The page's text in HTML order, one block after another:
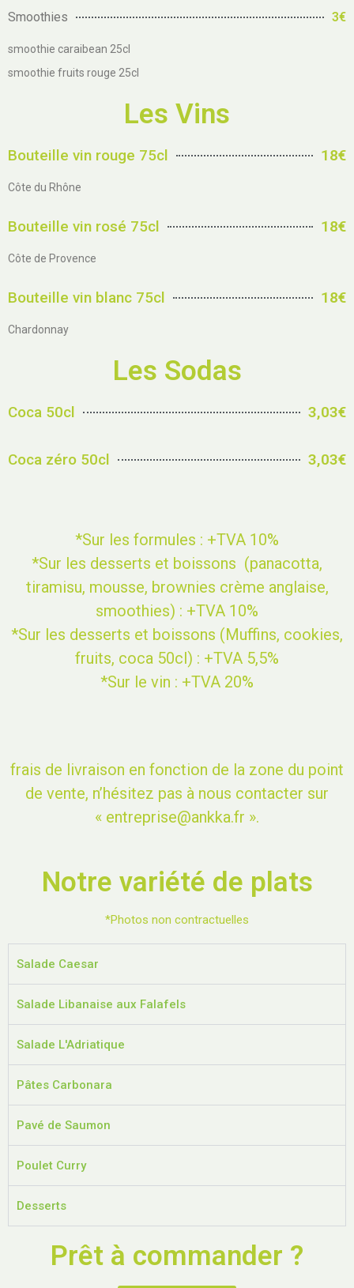
Smoothies 3€
smoothie caraibean 25cl
smoothie fruits rouge 25cl
Les Vins
Bouteille vin rouge 75cl 18€
Côte du Rhône
Bouteille vin rosé 75cl 18€
Côte de Provence
Bouteille vin blanc 75cl 18€
Chardonnay
Les Sodas
Coca 50cl 3,03€
Coca zéro 50cl 3,03€
*Sur les formules : +TVA 10%
*Sur les desserts et boissons (panacotta,
tiramisu, mousse, brownies crème anglaise,
smoothies) : +TVA 10%
*Sur les desserts et boissons (Muffins, cookies,
fruits, coca 50cl) : +TVA 5,5%
*Sur le vin : +TVA 20%
frais de livraison en fonction de la zone du point
de vente, n’hésitez pas à nous contacter sur
« entreprise@ankka.fr ».
Notre variété de plats
*Photos non contractuelles
Salade Caesar
Salade Libanaise aux Falafels
Salade L'Adriatique
Pâtes Carbonara
Pavé de Saumon
Poulet Curry
Desserts
Prêt à commander ?